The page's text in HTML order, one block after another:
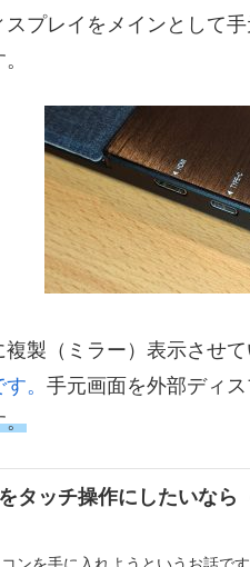
プレイをメインとして
製（ミラー）表示させ
。 手元画面を外部ディ
。
タッチ操作にしたいなら